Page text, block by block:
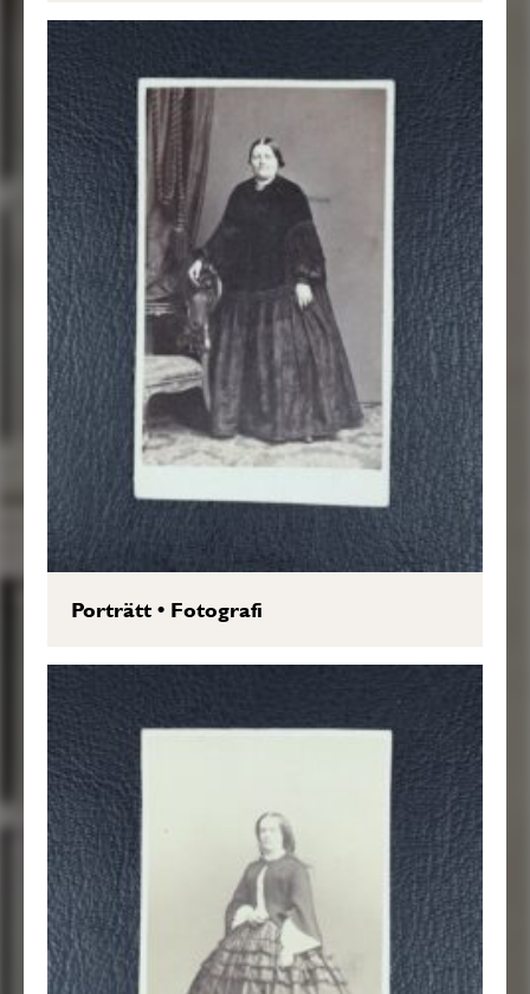
Porträtt• Fotografi